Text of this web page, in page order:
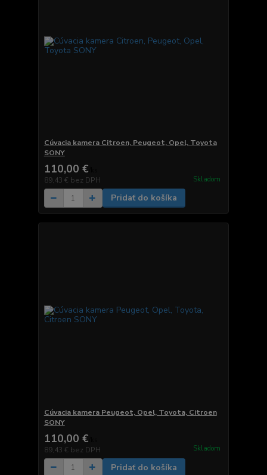
Cúvacia kamera Citroen, Peugeot, Opel, Toyota
SONY
110,00 €
89,43 € bez DPH Skladom
Pridať do košíka
Cúvacia kamera Peugeot, Opel, Toyota, Citroen
SONY
110,00 €
89,43 € bez DPH Skladom
Pridať do košíka